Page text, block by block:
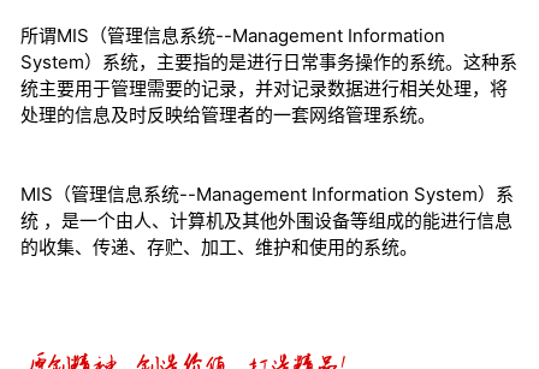
所谓MIS（管理信息系统--Management Information
System）系统，主要指的是进行日常事务操作的系统。这种系
统主要用于管理需要的记录，并对记录数据进行相关处理，将
处理的信息及时反映给管理者的一套网络管理系统。
MIS（管理信息系统--Management Information System）系
统 ，是一个由人、计算机及其他外围设备等组成的能进行信息
的收集、传递、存贮、加工、维护和使用的系统。